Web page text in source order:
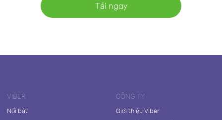
Tải ngay
VIBER
Nổi bật
CÔNG TY
Giới thiệu Viber